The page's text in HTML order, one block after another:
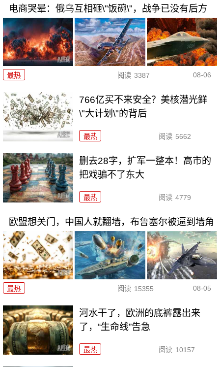
电商哭晕：俄乌互相砸\"饭碗\"，战争已没有后方
最热 阅读 3387 08-06
766亿买不来安全？美核潜光鲜
\"大计划\"的背后
最热 阅读 5662
删去28字，扩军一整本！高市的
把戏骗不了东大
最热 阅读 4779
欧盟想关门，中国人就翻墙，布鲁塞尔被逼到墙角
最热 阅读 15355 08-05
河水干了，欧洲的底裤露出来
了，“生命线”告急
最热 阅读 10157